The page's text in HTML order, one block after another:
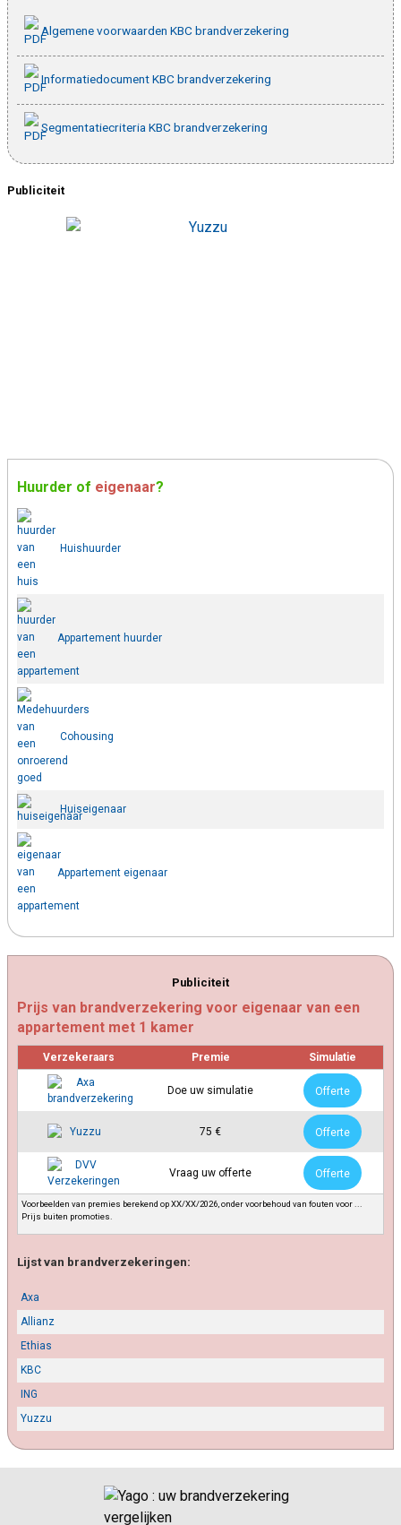
Algemene voorwaarden KBC brandverzekering
Informatiedocument KBC brandverzekering
Segmentatiecriteria KBC brandverzekering
Publiciteit
Huurder of eigenaar?
Huishuurder
Appartement huurder
Cohousing
Huiseigenaar
Appartement eigenaar
Publiciteit
Prijs van brandverzekering voor eigenaar van een
appartement met 1 kamer
Verzekeraars Premie Simulatie
Doe uw simulatie Offerte
75 € Offerte
Vraag uw offerte Offerte
Voorbeelden van premies berekend op XX/XX/2026, onder voorbehoud van fouten voor ...
Prijs buiten promoties.
Lijst van brandverzekeringen:
Axa
Allianz
Ethias
KBC
ING
Yuzzu